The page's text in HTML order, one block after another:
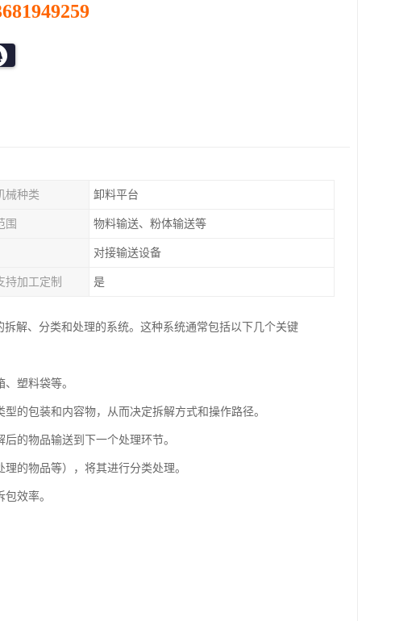
械种类 卸料平台
围 物料输送、粉体输送等
对接输送设备
持加工定制 是
解、分类和处理的系统。这种系统通常包括以下几个关键
塑料袋等。
的包装和内容物，从而决定拆解方式和操作路径。
的物品输送到下一个处理环节。
的物品等），将其进行分类处理。
效率。